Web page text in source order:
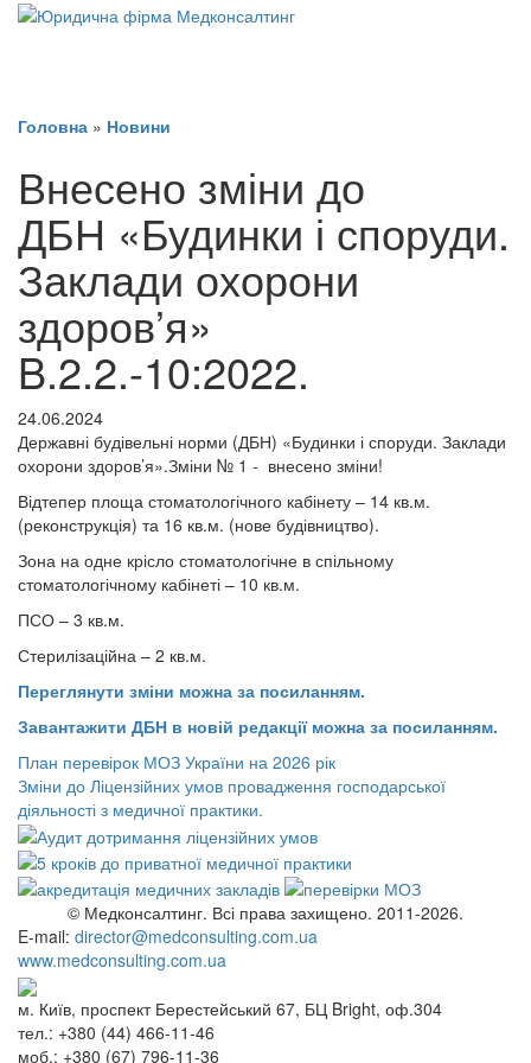
Головна » Новини
Внесено зміни до
ДБН «Будинки і споруди.
Заклади охорони
здоров’я»
B.2.2.-10:2022.
24.06.2024
Державні будівельні норми (ДБН) «Будинки і споруди. Заклади
охорони здоров’я».Зміни № 1 - внесено зміни!
Відтепер площа стоматологічного кабінету – 14 кв.м.
(реконструкція) та 16 кв.м. (нове будівництво).
Зона на одне крісло стоматологічне в спільному
стоматологічному кабінеті – 10 кв.м.
ПСО – 3 кв.м.
Стерилізаційна – 2 кв.м.
Переглянути зміни можна за посиланням.
Завантажити ДБН в новій редакції можна за посиланням.
План перевірок МОЗ України на 2026 рік
Зміни до Ліцензійних умов провадження господарської
діяльності з медичної практики.
© Медконсалтинг. Всі права захищено. 2011-2026.
E-mail: director@medconsulting.com.ua
www.medconsulting.com.ua
м. Київ, проспект Берестейський 67, БЦ Bright, оф.304
тел.: +380 (44) 466-11-46
моб.: +380 (67) 796-11-36